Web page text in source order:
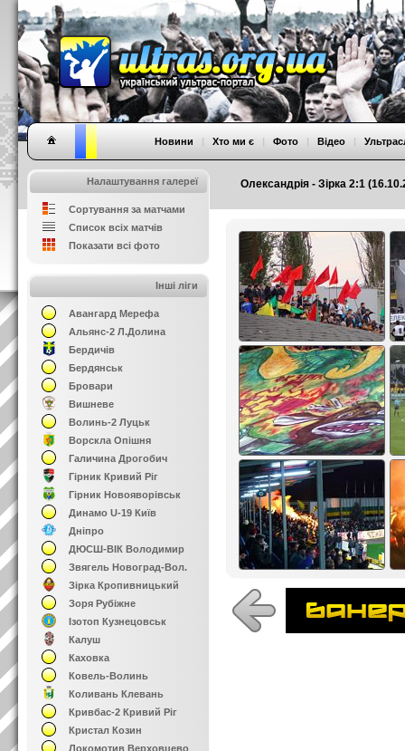
Олександрія - Зірка 2:1
Новини | Хто ми є | Фото | Відео |
Налаштування галереї
Сортування за матчами
Список всіх матчів
Показати всі фото
Інші ліги
Авангард Мерефа
Альянс-2 Л.Долина
Бердичів
Бердянськ
Бровари
Вишневе
Волинь-2 Луцьк
Ворскла Опішня
Галичина Дрогобич
Гірник Кривий Ріг
Гірник Новояворівськ
Динамо U-19 Київ
Дніпро
ДЮСШ-ВІК Володимир
Звягель Новоград-Вол.
Зірка Кропивницький
Зоря Рубіжне
Ізотоп Кузнецовськ
Калуш
Каховка
Ковель-Волинь
Коливань Клевань
Кривбас-2 Кривий Ріг
Кристал Козин
Локомотив Верховцево